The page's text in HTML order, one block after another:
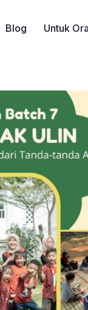
Blog Untuk